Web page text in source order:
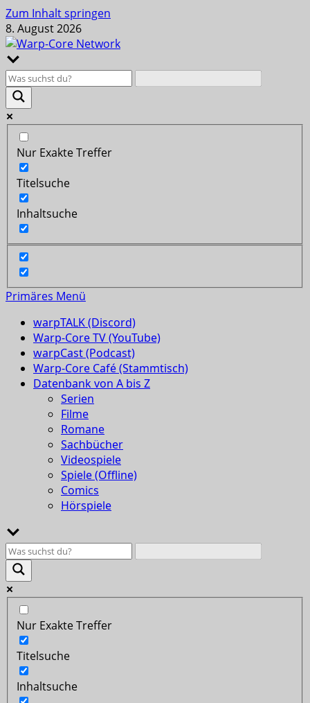
Zum Inhalt springen
8. August 2026
Nur Exakte Treffer
Titelsuche
Inhaltsuche
Primäres Menü
warpTALK (Discord)
Warp-Core TV (YouTube)
warpCast (Podcast)
Warp-Core Café (Stammtisch)
Datenbank von A bis Z
Serien
Filme
Romane
Sachbücher
Videospiele
Spiele (Offline)
Comics
Hörspiele
Nur Exakte Treffer
Titelsuche
Inhaltsuche